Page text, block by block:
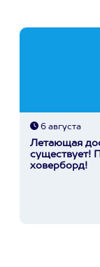
6 августа
Летающая
существует!
ховерборд!